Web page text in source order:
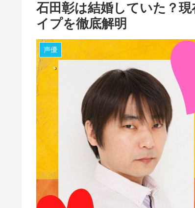
石田彰は結婚していた？
イプを徹底解明
声優